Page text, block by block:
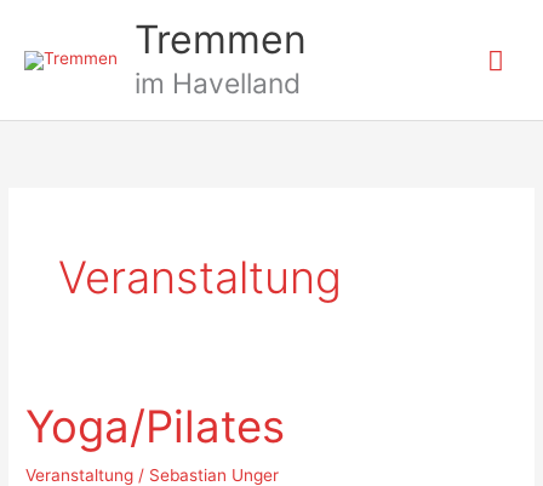
springen
Tremmen
im Havelland
Veranstaltung
Yoga/Pilates
Veranstaltung / Sebastian Unger
Yoga/Pilates